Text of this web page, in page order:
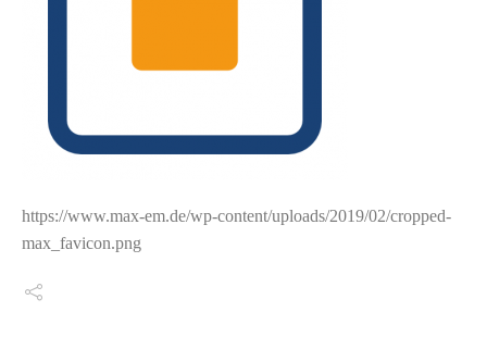
https://www.max-em.de/wp-content/uploads/2019/02/cropped-
max_favicon.png